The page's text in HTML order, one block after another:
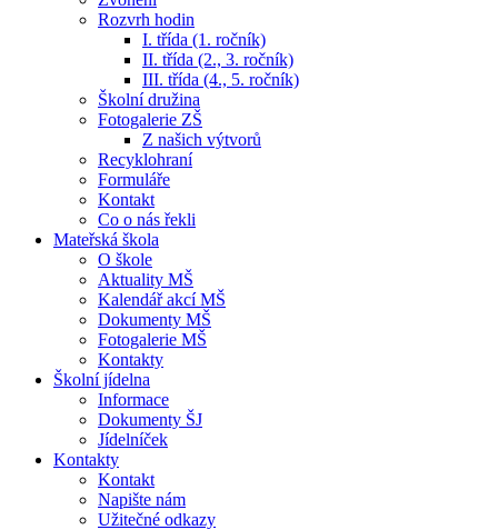
Rozvrh hodin
I. třída (1. ročník)
II. třída (2., 3. ročník)
III. třída (4., 5. ročník)
Školní družina
Fotogalerie ZŠ
Z našich výtvorů
Recyklohraní
Formuláře
Kontakt
Co o nás řekli
Mateřská škola
O škole
Aktuality MŠ
Kalendář akcí MŠ
Dokumenty MŠ
Fotogalerie MŠ
Kontakty
Školní jídelna
Informace
Dokumenty ŠJ
Jídelníček
Kontakty
Kontakt
Napište nám
Užitečné odkazy